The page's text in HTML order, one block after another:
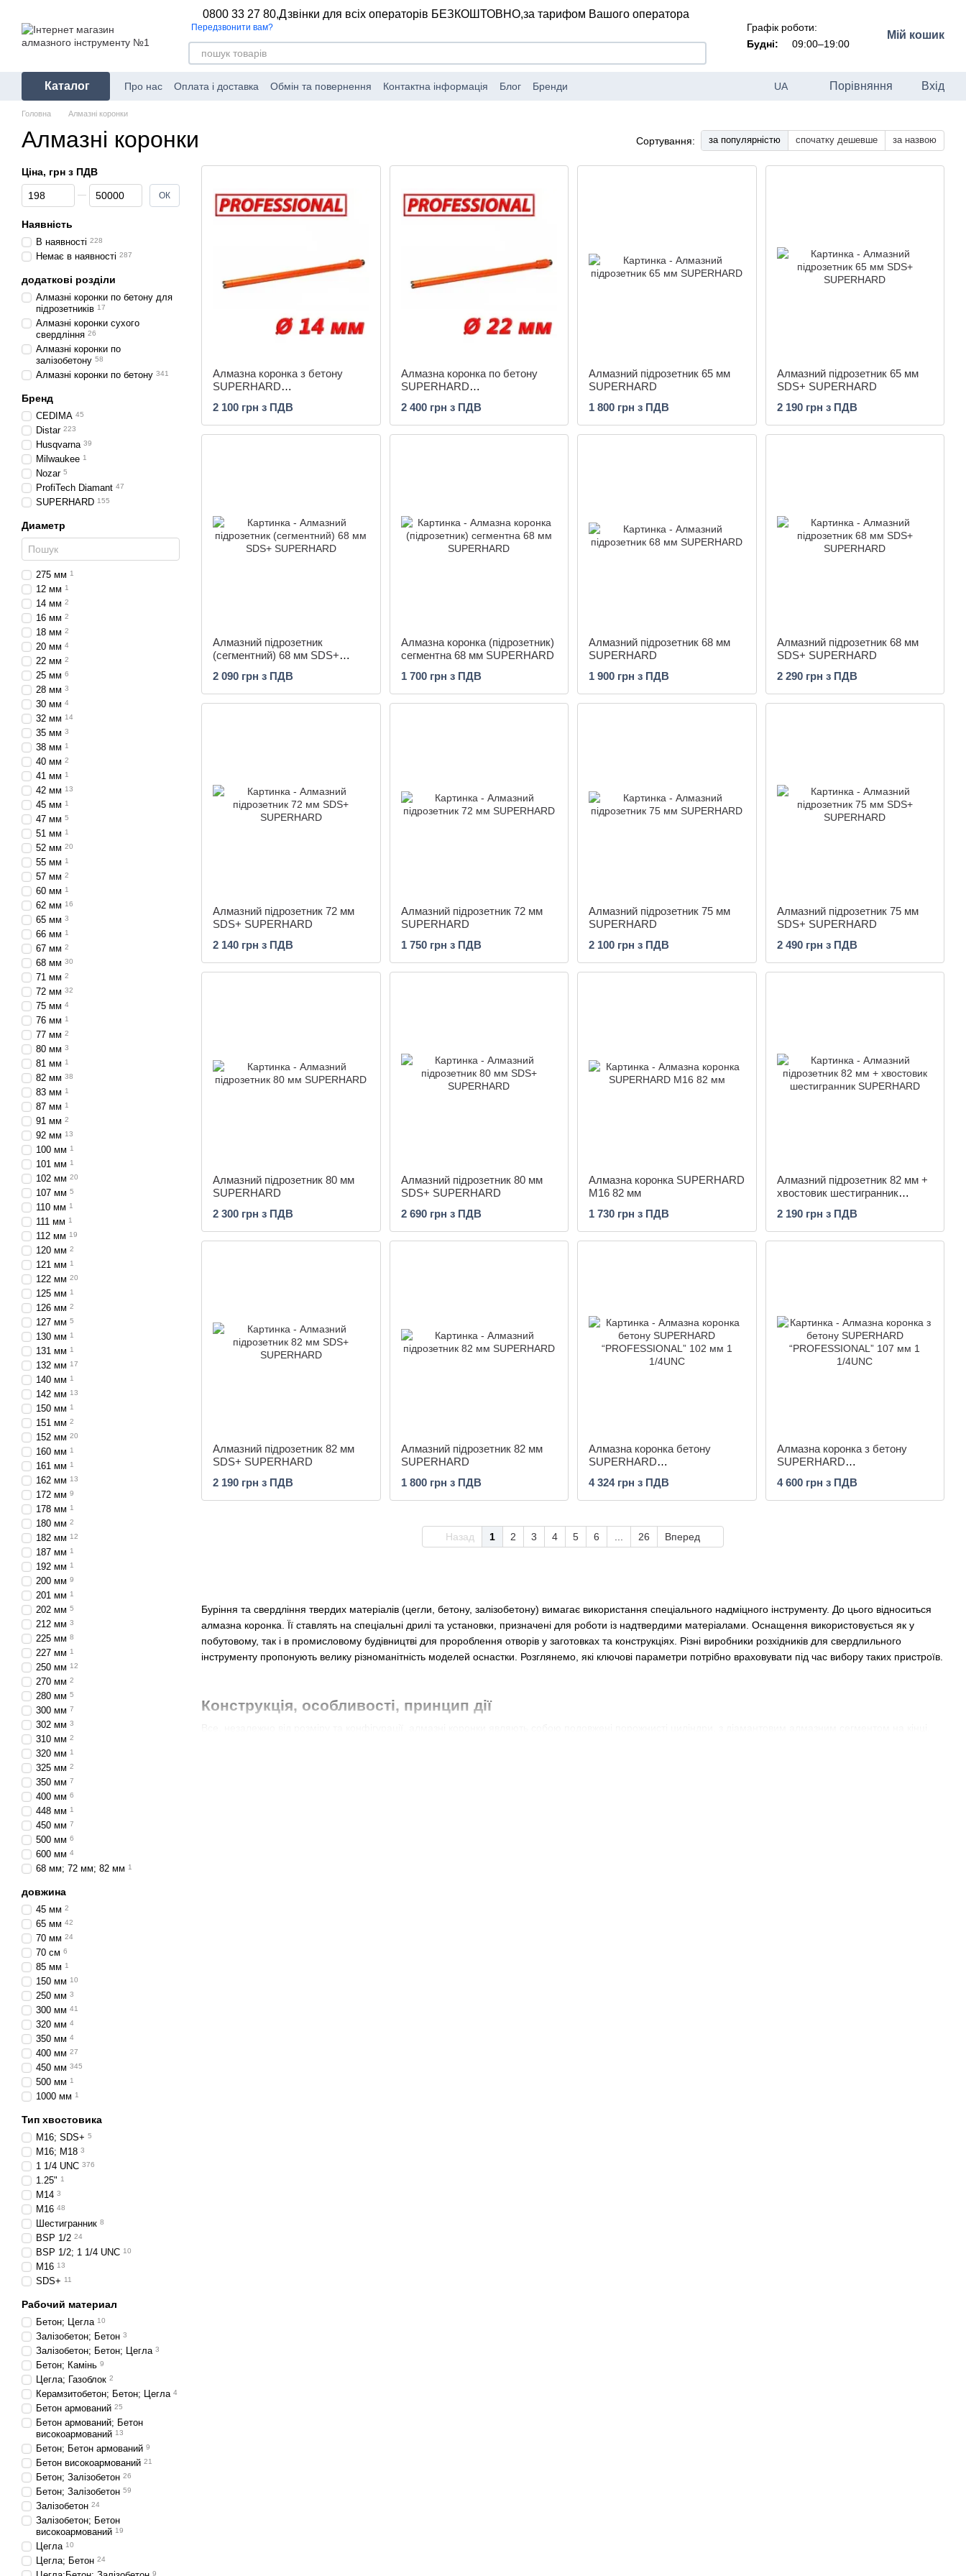
0800 33 27 80,Дзвінки для всіх операторів БЕЗКОШТОВНО,за тарифом Вашого оператора
Передзвонити вам?
Графік роботи:
Будні:
09:00–19:00
Мій кошик
Каталог Про нас Оплата і доставка Обмін та повернення Контактна інформація Блог Бренди UA Порівняння Вхід
Головна Алмазні коронки
Алмазні коронки Сортування: за популярністю спочатку дешевше за назвою
Буріння та свердління твердих матеріалів (цегли, бетону, залізобетону) вимагає використання спеціального надміцного інструменту. До цього відноситься
алмазна коронка. Її ставлять на спеціальні дрилі та установки, призначені для роботи із надтвердими матеріалами. Оснащення використовується як у
побутовому, так і в промисловому будівництві для пророблення отворів у заготовках та конструкціях. Різні виробники розхідників для свердлильного
інструменту пропонують велику різноманітність моделей оснастки. Розглянемо, які ключові параметри потрібно враховувати під час вибору таких пристроїв.
Конструкція, особливості, принцип дії
Алмазна коронка з бетону
SUPERHARD
1/2
2 100 грн з ПДВ
Алмазна коронка по бетону
SUPERHARD
1/2, 1 1/4UNC
2 400 грн з ПДВ
Алмазний підрозетник 65 мм
SUPERHARD
1 800 грн з ПДВ
Алмазний підрозетник 65 мм
SDS+ SUPERHARD
2 190 грн з ПДВ
Алмазний підрозетник
(сегментний) 68 мм SDS+
2 090 грн з ПДВ
Алмазна коронка (підрозетник)
сегментна 68 мм SUPERHARD
1 700 грн з ПДВ
Алмазний підрозетник 68 мм
SUPERHARD
1 900 грн з ПДВ
Алмазний підрозетник 68 мм
SDS+ SUPERHARD
2 290 грн з ПДВ
Алмазний підрозетник 72 мм
SDS+ SUPERHARD
2 140 грн з ПДВ
Алмазний підрозетник 72 мм
SUPERHARD
1 750 грн з ПДВ
Алмазний підрозетник 75 мм
SUPERHARD
2 100 грн з ПДВ
Алмазний підрозетник 75 мм
SDS+ SUPERHARD
2 490 грн з ПДВ
Алмазний підрозетник 80 мм
SUPERHARD
2 300 грн з ПДВ
Алмазний підрозетник 80 мм
SDS+ SUPERHARD
2 690 грн з ПДВ
Алмазна коронка SUPERHARD
M16 82 мм
1 730 грн з ПДВ
Алмазний підрозетник 82 мм +
хвостовик шестигранник
2 190 грн з ПДВ
Алмазний підрозетник 82 мм
SDS+ SUPERHARD
2 190 грн з ПДВ
Алмазний підрозетник 82 мм
SUPERHARD
1 800 грн з ПДВ
Алмазна коронка бетону
SUPERHARD
1/4UNC
4 324 грн з ПДВ
Алмазна коронка з бетону
SUPERHARD
1/4UNC
4 600 грн з ПДВ
Назад 1 2 3 4 5 6 26 Вперед
Ціна, грн з ПДВ
Від Ціна, грн з ПДВ
До Ціна, грн з ПДВ ОК
Наявність
В наявності 228
Немає в наявності 287
додаткові розділи
Алмазні коронки по бетону для
підрозетників 17
Алмазні коронки сухого
свердління 26
Алмазні коронки по
залізобетону 58
Алмазні коронки по бетону 341
Бренд
CEDIMA 45
Distar 223
Husqvarna 39
Milwaukee 1
Nozar 5
ProfiTech Diamant 47
SUPERHARD 155
Диаметр
275 мм 1
12 мм 1
14 мм 2
16 мм 2
18 мм 2
20 мм 4
22 мм 2
25 мм 6
28 мм 3
30 мм 4
32 мм 14
35 мм 3
38 мм 1
40 мм 2
41 мм 1
42 мм 13
45 мм 1
47 мм 5
51 мм 1
52 мм 20
55 мм 1
57 мм 2
60 мм 1
62 мм 16
65 мм 3
66 мм 1
67 мм 2
68 мм 30
71 мм 2
72 мм 32
75 мм 4
76 мм 1
77 мм 2
80 мм 3
81 мм 1
82 мм 38
83 мм 1
87 мм 1
91 мм 2
92 мм 13
100 мм 1
101 мм 1
102 мм 20
107 мм 5
110 мм 1
111 мм 1
112 мм 19
120 мм 2
121 мм 1
122 мм 20
125 мм 1
126 мм 2
127 мм 5
130 мм 1
131 мм 1
132 мм 17
140 мм 1
142 мм 13
150 мм 1
151 мм 2
152 мм 20
160 мм 1
161 мм 1
162 мм 13
172 мм 9
178 мм 1
180 мм 2
182 мм 12
187 мм 1
192 мм 1
200 мм 9
201 мм 1
202 мм 5
212 мм 3
225 мм 8
227 мм 1
250 мм 12
270 мм 2
280 мм 5
300 мм 7
302 мм 3
310 мм 2
320 мм 1
325 мм 2
350 мм 7
400 мм 6
448 мм 1
450 мм 7
500 мм 6
600 мм 4
68 мм; 72 мм; 82 мм 1
довжина
45 мм 2
65 мм 42
70 мм 24
70 см 6
85 мм 1
150 мм 10
250 мм 3
300 мм 41
320 мм 4
350 мм 4
400 мм 27
450 мм 345
500 мм 1
1000 мм 1
Тип хвостовика
М16; SDS+ 5
М16; М18 3
1 1/4 UNC 376
1.25" 1
М14 3
М16 48
Шестигранник 8
BSP 1/2 24
BSP 1/2; 1 1/4 UNC 10
M16 13
SDS+ 11
Рабочий материал
Бетон; Цегла 10
Залізобетон; Бетон 3
Залізобетон; Бетон; Цегла 3
Бетон; Камінь 9
Цегла; Газоблок 2
Керамзитобетон; Бетон; Цегла 4
Бетон армований 25
Бетон армований; Бетон
високоармований 13
Бетон; Бетон армований 9
Бетон високоармований 21
Бетон; Залізобетон 26
Бетон; Залізобетон 59
Залізобетон 24
Залізобетон; Бетон
високоармований 19
Цегла 10
Цегла; Бетон 24
9